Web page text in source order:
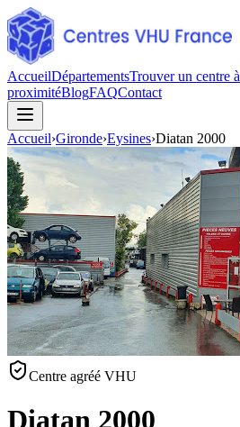
AccueilDépartementsTrouver un centre à
proximitéBlogFAQContact
Accueil›Gironde›Eysines›Diatan 2000
Centre agréé VHU
Diatan 2000